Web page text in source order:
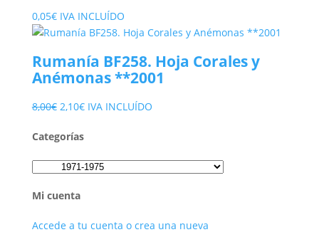
0,05€ IVA INCLUÍDO
Rumanía BF258. Hoja Corales y
Anémonas **2001
8,00€ El
original
8,00€.
2,10€El
actual
2,10€.
IVA INCLUÍDO
Categorías
Mi cuenta
Accede a tu cuenta o crea una nueva